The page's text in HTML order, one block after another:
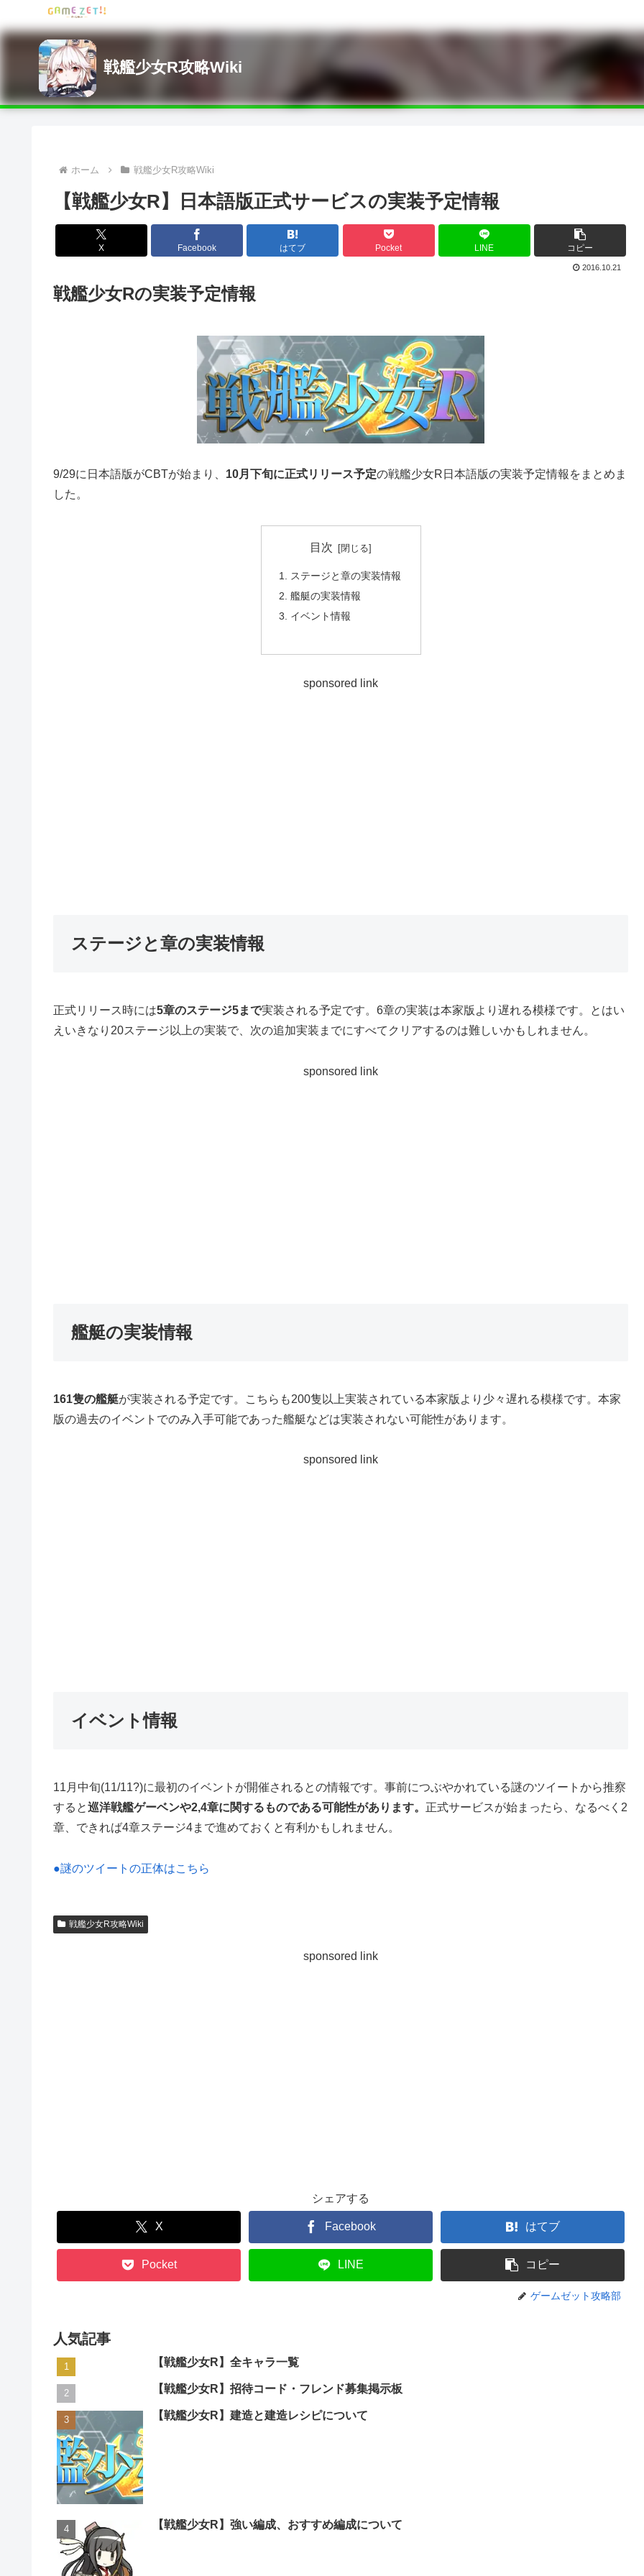
戦艦少女R攻略Wiki
ホーム 戦艦少女R攻略Wiki
【戦艦少女R】日本語版正式サービスの実装予定情報
X Facebook はてブ Pocket LINE コピー
2016.10.21
戦艦少女Rの実装予定情報
9/29に日本語版がCBTが始まり、 10月下旬に正式リリース予定の戦艦少女R日本語版の実装予定情報をまとめま
した。
目次
ステージと章の実装情報
艦艇の実装情報
イベント情報
sponsored link
ステージと章の実装情報
正式リリース時には5章のステージ5まで実装される予定です。6章の実装は本家版より遅れる模様です。とはい
えいきなり20ステージ以上の実装で、次の追加実装までにすべてクリアするのは難しいかもしれません。
sponsored link
艦艇の実装情報
161隻の艦艇が実装される予定です。こちらも200隻以上実装されている本家版より少々遅れる模様です。本家
版の過去のイベントでのみ入手可能であった艦艇などは実装されない可能性があります。
sponsored link
イベント情報
11月中旬(11/11?)に最初のイベントが開催されるとの情報です。事前につぶやかれている謎のツイートから推察
すると巡洋戦艦ゲーベンや2,4章に関するものである可能性があります。 正式サービスが始まったら、なるべく2
章、できれば4章ステージ4まで進めておくと有利かもしれません。
●謎のツイートの正体はこちら
戦艦少女R攻略Wiki
sponsored link
シェアする
X Facebook はてブ
Pocket LINE コピー
ゲームゼット攻略部
人気記事
【戦艦少女R】全キャラ一覧
【戦艦少女R】招待コード・フレンド募集掲示板
【戦艦少女R】建造と建造レシピについて
【戦艦少女R】強い編成、おすすめ編成について